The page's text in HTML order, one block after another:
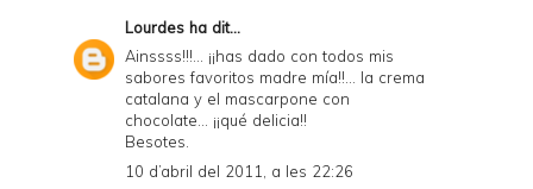
Lourdes ha dit...
Ainssss!!!... ¡¡has dado con todos mis
sabores favoritos madre mía!!... la crema
catalana y el mascarpone con
chocolate... ¡¡qué delicia!!
Besotes.
10 d’abril del 2011, a les 22:26